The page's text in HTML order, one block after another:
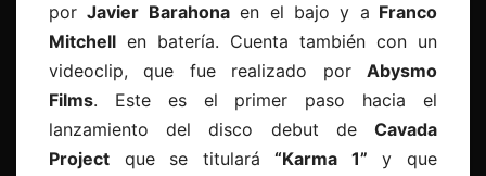
porJavier Barahonaen el bajo y a Franco
Mitchell en batería. Cuenta también con un
videoclip, que fue realizado por Abysmo
Films. Este es el primer paso hacia el
lanzamiento del disco debut de Cavada
Project que se titulará“Karma 1” y que